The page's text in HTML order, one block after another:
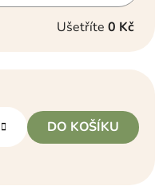
Ušetříte 0 Kč
DO KOŠÍKU